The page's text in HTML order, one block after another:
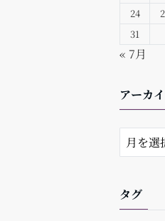
24
31
« 7月
アーカ
タグ